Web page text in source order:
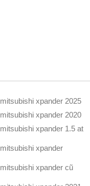
mitsubishi xpander 2025
mitsubishi xpander 2020
mitsubishi xpander 1.5 at
mitsubishi xpander
mitsubishi xpander cũ